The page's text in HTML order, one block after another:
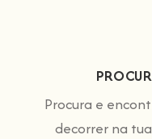
Procura e
decorrer na